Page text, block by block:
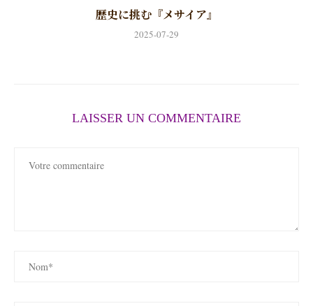
歴史に挑む『メサイア』
2025-07-29
LAISSER UN COMMENTAIRE